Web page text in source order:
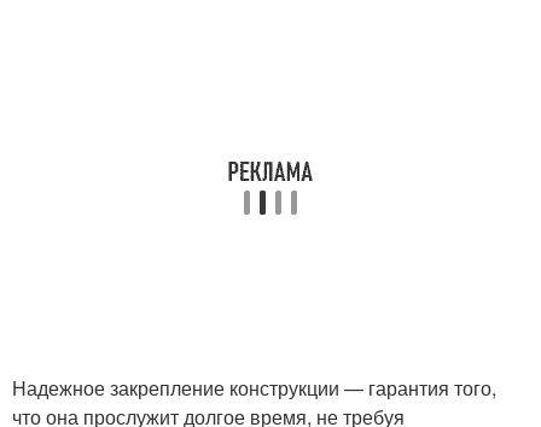
Надежное закрепление конструкции — гарантия того,
что она прослужит долгое время, не требуя